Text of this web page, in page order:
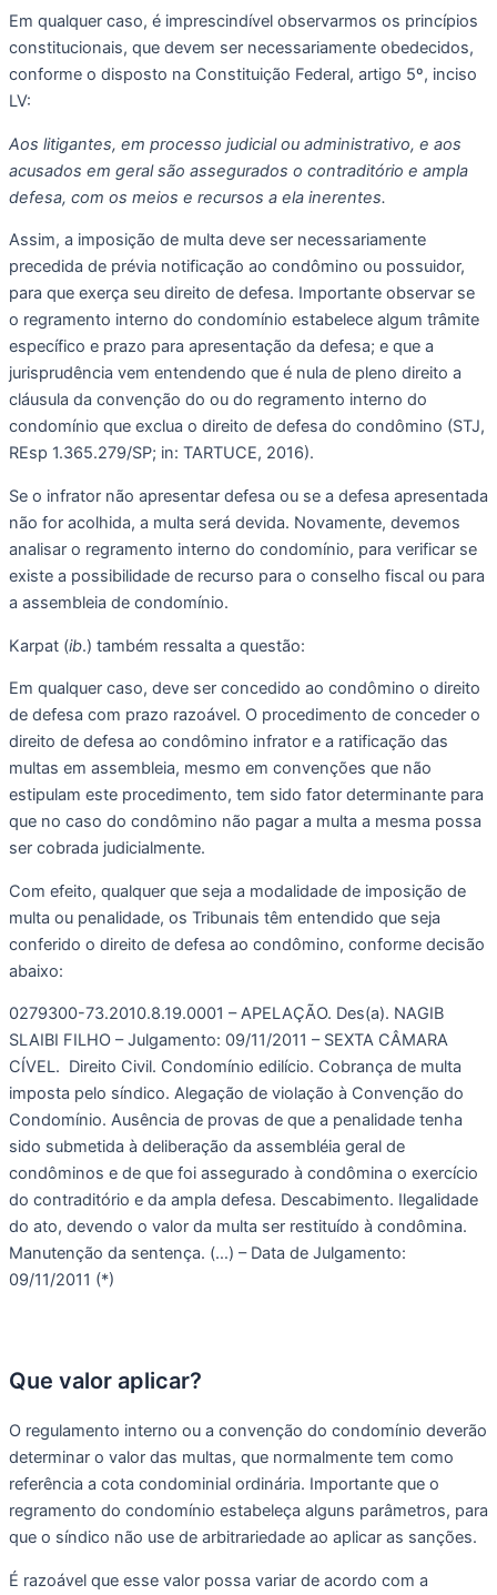
Em qualquer caso, é imprescindível observarmos os princípios
constitucionais, que devem ser necessariamente obedecidos,
conforme o disposto na Constituição Federal, artigo 5º, inciso
LV:
Aos litigantes, em processo judicial ou administrativo, e aos
acusados em geral são assegurados o contraditório e ampla
defesa, com os meios e recursos a ela inerentes.
Assim, a imposição de multa deve ser necessariamente
precedida de prévia notificação ao condômino ou possuidor,
para que exerça seu direito de defesa. Importante observar se
o regramento interno do condomínio estabelece algum trâmite
específico e prazo para apresentação da defesa; e que a
jurisprudência vem entendendo que é nula de pleno direito a
cláusula da convenção do ou do regramento interno do
condomínio que exclua o direito de defesa do condômino (STJ,
REsp 1.365.279/SP; in: TARTUCE, 2016).
Se o infrator não apresentar defesa ou se a defesa apresentada
não for acolhida, a multa será devida. Novamente, devemos
analisar o regramento interno do condomínio, para verificar se
existe a possibilidade de recurso para o conselho fiscal ou para
a assembleia de condomínio.
Karpat (ib.) também ressalta a questão:
Em qualquer caso, deve ser concedido ao condômino o direito
de defesa com prazo razoável. O procedimento de conceder o
direito de defesa ao condômino infrator e a ratificação das
multas em assembleia, mesmo em convenções que não
estipulam este procedimento, tem sido fator determinante para
que no caso do condômino não pagar a multa a mesma possa
ser cobrada judicialmente.
Com efeito, qualquer que seja a modalidade de imposição de
multa ou penalidade, os Tribunais têm entendido que seja
conferido o direito de defesa ao condômino, conforme decisão
abaixo:
0279300-73.2010.8.19.0001 – APELAÇÃO. Des(a). NAGIB
SLAIBI FILHO – Julgamento: 09/11/2011 – SEXTA CÂMARA
CÍVEL.  Direito Civil. Condomínio edilício. Cobrança de multa
imposta pelo síndico. Alegação de violação à Convenção do
Condomínio. Ausência de provas de que a penalidade tenha
sido submetida à deliberação da assembléia geral de
condôminos e de que foi assegurado à condômina o exercício
do contraditório e da ampla defesa. Descabimento. Ilegalidade
do ato, devendo o valor da multa ser restituído à condômina.
Manutenção da sentença. (…) – Data de Julgamento:
09/11/2011 (*)
Que valor aplicar?
O regulamento interno ou a convenção do condomínio deverão
determinar o valor das multas, que normalmente tem como
referência a cota condominial ordinária. Importante que o
regramento do condomínio estabeleça alguns parâmetros, para
que o síndico não use de arbitrariedade ao aplicar as sanções.
É razoável que esse valor possa variar de acordo com a